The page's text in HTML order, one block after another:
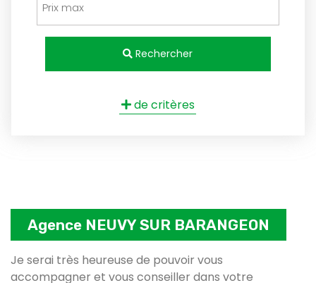
Rechercher
de critères
Agence NEUVY SUR BARANGEON
Je serai très heureuse de pouvoir vous
accompagner et vous conseiller dans votre